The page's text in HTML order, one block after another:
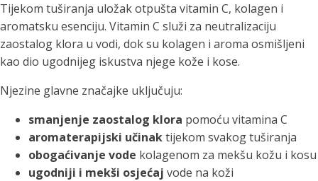
Tijekom tuširanja uložak otpušta vitamin C, kolagen i
aromatsku esenciju. Vitamin C služi za neutralizaciju
zaostalog klora u vodi, dok su kolagen i aroma osmišljeni
kao dio ugodnijeg iskustva njege kože i kose.
Njezine glavne značajke uključuju:
smanjenje zaostalog klora pomoću vitamina C
aromaterapijski učinaktijekom svakog tuširanja
obogaćivanje vode kolagenom za mekšu kožu i kosu
ugodniji i mekši osjećaj vode na koži